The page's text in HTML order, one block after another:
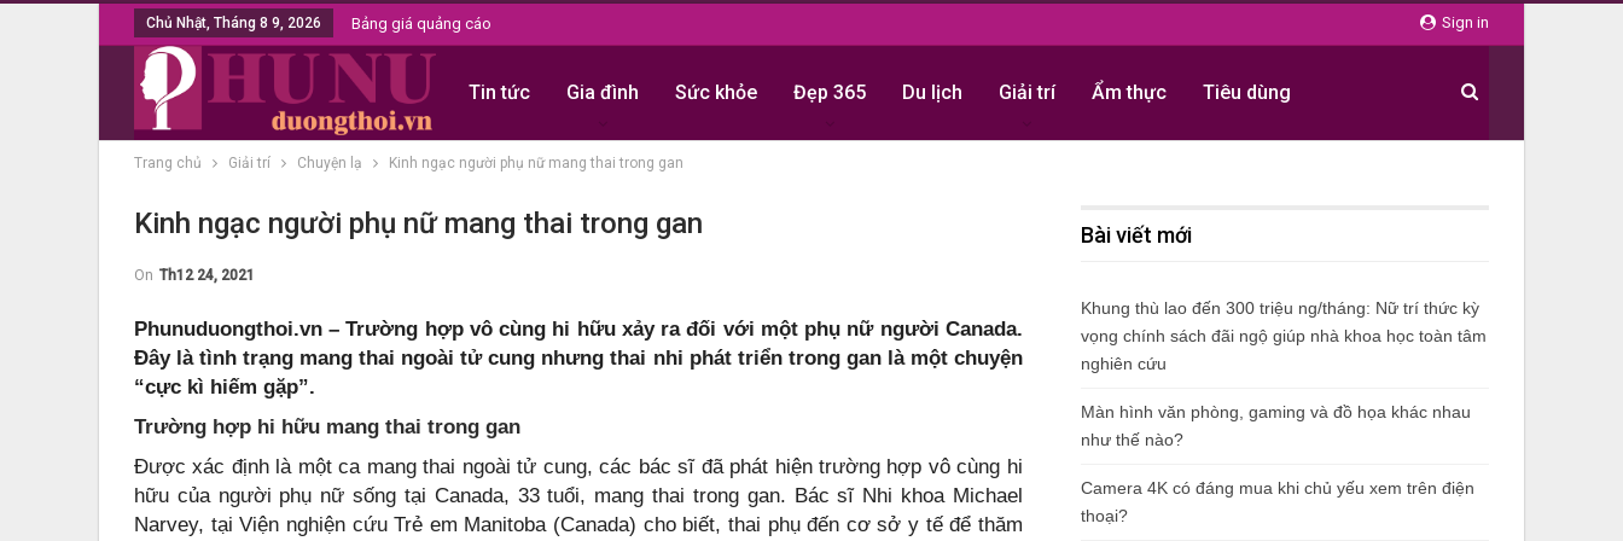
Sign in
Chủ Nhật, Tháng 8 9, 2026 Bảng giá quảng cáo
Tin tức Gia đình Sức khỏe Đẹp 365 Du lịch Giải trí Ẩm thực Tiêu dùng
Trang chủ Giải trí Chuyện lạ Kinh ngạc người phụ nữ mang thai trong gan
Kinh ngạc người phụ nữ mang thai trong gan
On Th12 24, 2021
Phunuduongthoi.vn – Trường hợp vô cùng hi hữu xảy ra đối với một phụ nữ người Canada.
Đây là tình trạng mang thai ngoài tử cung nhưng thai nhi phát triển trong gan là một chuyện
“cực kì hiếm gặp”.
Trường hợp hi hữu mang thai trong gan
Được xác định là một ca mang thai ngoài tử cung, các bác sĩ đã phát hiện trường hợp vô cùng hi
hữu của người phụ nữ sống tại Canada, 33 tuổi, mang thai trong gan. Bác sĩ Nhi khoa Michael
Narvey, tại Viện nghiện cứu Trẻ em Manitoba (Canada) cho biết, thai phụ đến cơ sở y tế để thăm
Bài viết mới
Khung thù lao đến 300 triệu ng/tháng: Nữ trí thức kỳ
vọng chính sách đãi ngộ giúp nhà khoa học toàn tâm
nghiên cứu
Màn hình văn phòng, gaming và đồ họa khác nhau
như thế nào?
Camera 4K có đáng mua khi chủ yếu xem trên điện
thoại?